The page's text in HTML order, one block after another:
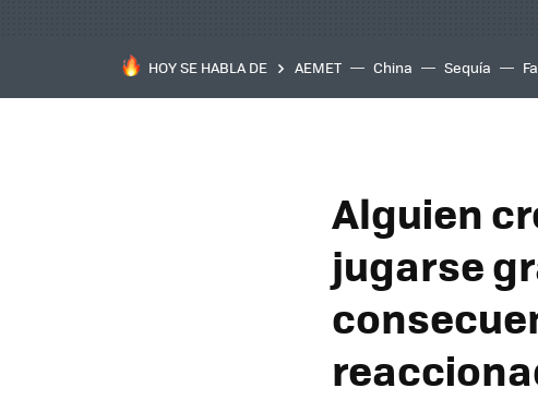
HOY SE HABLA DE AEMET China Sequía
Alguien
jugarse